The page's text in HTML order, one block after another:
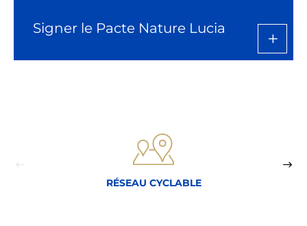
Signer le Pacte Nature Lucia
RÉSEAU CYCLABLE